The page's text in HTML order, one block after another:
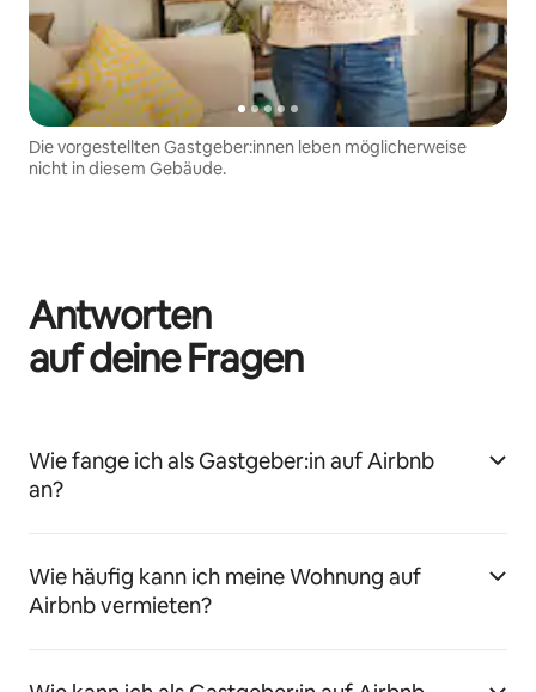
Die vorgestellten Gastgeber:innen leben möglicherweise
nicht in diesem Gebäude.
Antworten
auf deine Fragen
Wie fange ich als Gastgeber:in auf Airbnb
an?
Wie häufig kann ich meine Wohnung auf
Airbnb vermieten?